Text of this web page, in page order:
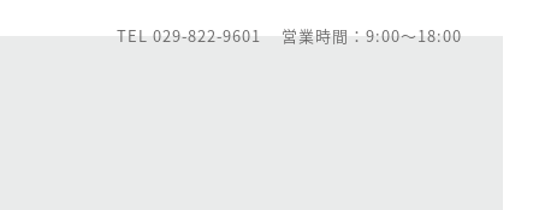
TEL 029-822-9601 営業時間：9:00～18:00